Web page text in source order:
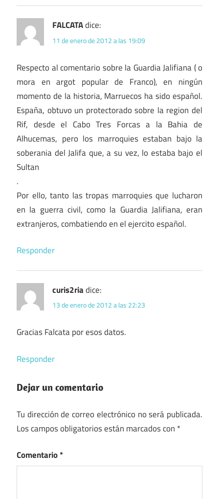
FALCATAdice:
11 de enero de 2012 a las 19:09
Respecto al comentario sobre la Guardia Jalifiana ( o
mora en argot popular de Franco), en ningún
momento de la historia, Marruecos ha sido español.
España, obtuvo un protectorado sobre la region del
Rif, desde el Cabo Tres Forcas a la Bahia de
Alhucemas, pero los marroquies estaban bajo la
soberania del Jalifa que, a su vez, lo estaba bajo el
Sultan
.
Por ello, tanto las tropas marroquies que lucharon
en la guerra civil, como la Guardia Jalifiana, eran
extranjeros, combatiendo en el ejercito español.
Responder
curis2riadice:
13 de enero de 2012 a las 22:23
Gracias Falcata por esos datos.
Responder
Dejar un comentario
Tu dirección de correo electrónico no será publicada.
Los campos obligatorios están marcados con *
Comentario*